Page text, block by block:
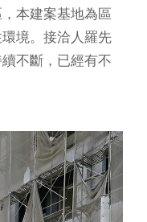
本建案基地為區
境。接洽人羅先
不斷，已經有不